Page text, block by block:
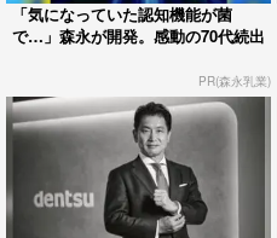
「気になっていた認知機能が菌
で…」森永が開発。感動の70代続出
PR(森永乳業)